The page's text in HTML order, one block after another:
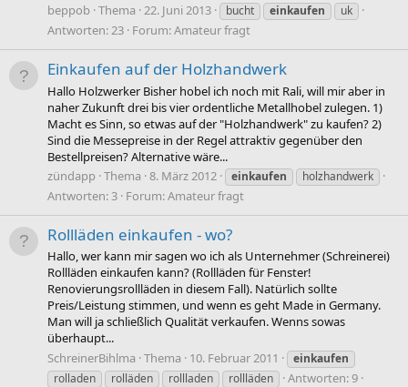
beppob Thema 22. Juni 2013 bucht einkaufen uk
Antworten: 23 Forum:Amateur fragt
Einkaufen auf der Holzhandwerk
Hallo Holzwerker Bisher hobel ich noch mit Rali, will mir aber in
naher Zukunft drei bis vier ordentliche Metallhobel zulegen. 1)
Macht es Sinn, so etwas auf der "Holzhandwerk" zu kaufen? 2)
Sind die Messepreise in der Regel attraktiv gegenüber den
Bestellpreisen? Alternative wäre...
zündapp Thema 8. März 2012 einkaufen holzhandwerk
Antworten: 3 Forum:Amateur fragt
Rollläden einkaufen - wo?
Hallo, wer kann mir sagen wo ich als Unternehmer (Schreinerei)
Rollläden einkaufen kann? (Rollläden für Fenster!
Renovierungsrollläden in diesem Fall). Natürlich sollte
Preis/Leistung stimmen, und wenn es geht Made in Germany.
Man will ja schließlich Qualität verkaufen. Wenns sowas
überhaupt...
SchreinerBihlma Thema 10. Februar 2011
einkaufen
rolladen
rolläden rollladen rollläden
Antworten: 9